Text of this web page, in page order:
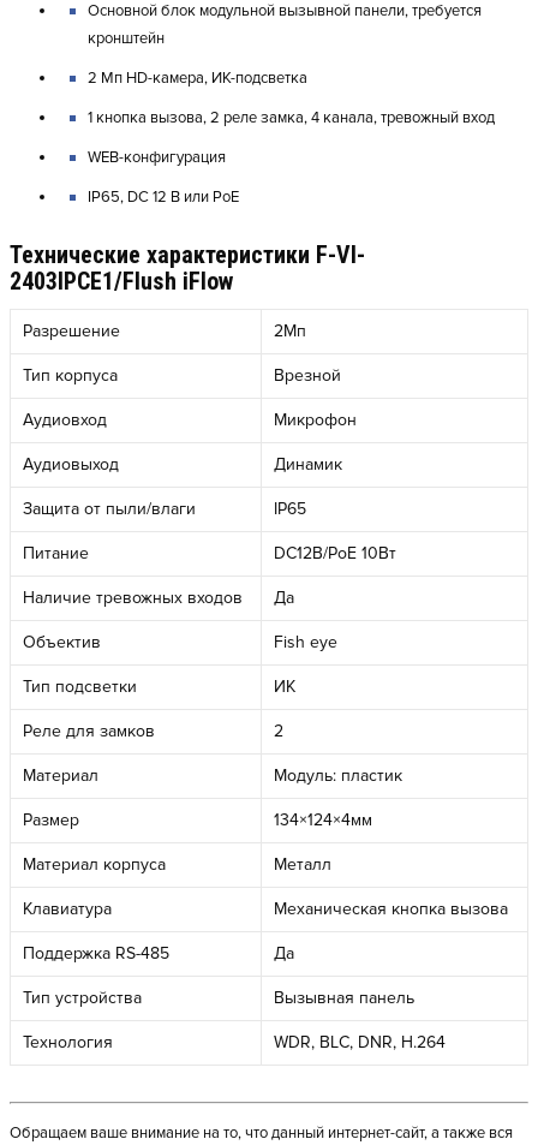
Основной блок модульной вызывной панели, требуется
кронштейн
2 Мп HD-камера, ИК-подсветка
1 кнопка вызова, 2 реле замка, 4 канала, тревожный вход
WEB-конфигурация
IP65, DC 12 В или PoE
Технические характеристики F-VI-
2403IPCE1/Flush iFlow
Разрешение 2Мп
Тип корпуса Врезной
Аудиовход Микрофон
Аудиовыход Динамик
Защита от пыли/влаги IP65
Питание DC12В/PoE 10Вт
Наличие тревожных входов Да
Объектив Fish eye
Тип подсветки ИК
Реле для замков 2
Материал Модуль: пластик
Размер 134×124×4мм
Материал корпуса Металл
Клавиатура Механическая кнопка вызова
Поддержка RS-485 Да
Тип устройства Вызывная панель
Технология WDR, BLC, DNR, H.264
Обращаем ваше внимание на то, что данный интернет-сайт, а также вся